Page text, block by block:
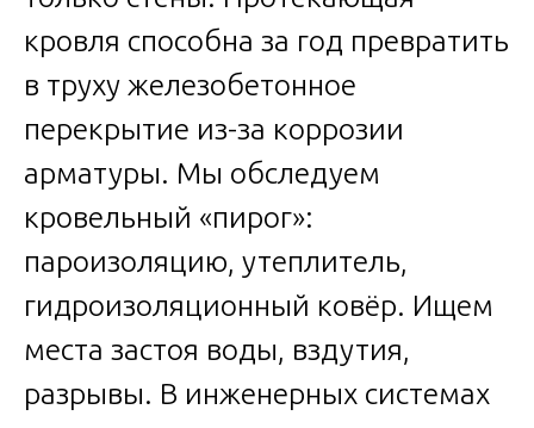
кровля способна за год превратить
в труху железобетонное
перекрытие из-за коррозии
арматуры. Мы обследуем
кровельный «пирог»:
пароизоляцию, утеплитель,
гидроизоляционный ковёр. Ищем
места застоя воды, вздутия,
разрывы. В инженерных системах